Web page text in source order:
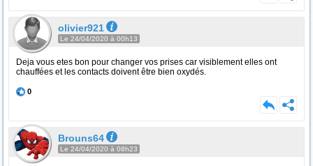
olivier921
Le 24/04/2020 à 00h13
Deja vous etes bon pour changer vos prises car visiblement elles ont
chauffées et les contacts doivent être bien oxydés.
0
Brouns64
Le 24/04/2020 à 08h23